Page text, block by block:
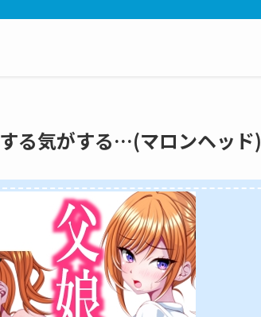
る気がする…(マロンヘッド)